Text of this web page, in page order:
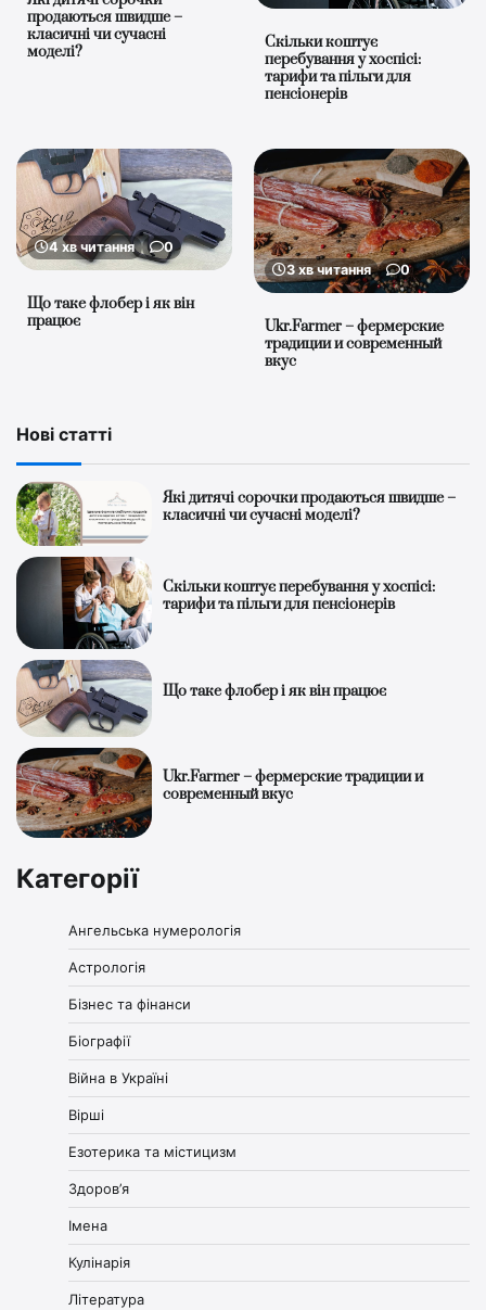
продаються швидше –
класичні чи сучасні
моделі?
Скільки коштує
перебування у хоспісі:
тарифи та пільги для
пенсіонерів
4 хв читання 0
Що таке флобер і як він
працює
3 хв читання 0
Ukr.Farmer – фермерские
традиции и современный
вкус
Нові статті
Які дитячі сорочки продаються швидше –
класичні чи сучасні моделі?
Скільки коштує перебування у хоспісі:
тарифи та пільги для пенсіонерів
Що таке флобер і як він працює
Ukr.Farmer – фермерские традиции и
современный вкус
Категорії
Ангельська нумерологія
Астрологія
Бізнес та фінанси
Біографії
Війна в Україні
Вірші
Езотерика та містицизм
Здоров’я
Імена
Кулінарія
Література